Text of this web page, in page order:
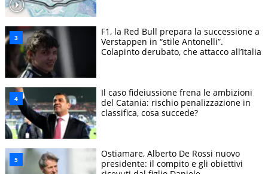
F1, la Red Bull prepara la successione a
Verstappen in “stile Antonelli”.
Colapinto derubato, che attacco all’Italia
Il caso fideiussione frena le ambizioni
del Catania: rischio penalizzazione in
classifica, cosa succede?
Ostiamare, Alberto De Rossi nuovo
presidente: il compito e gli obiettivi